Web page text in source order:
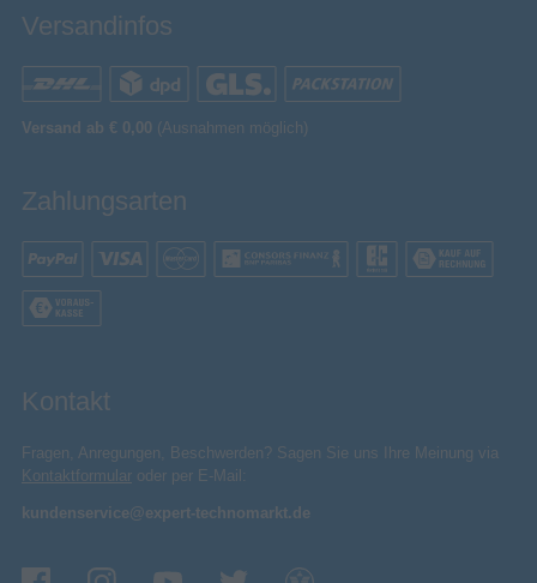
besonders geräuschempfindlich bist oder lieber
mehr von deiner Umgebung hören möchtest. So
kannst du tief in deine Musik eintauchen, aber
gleichzeitig mit der Welt um dich herum verbunden
bleiben.
Einfach verbunden, direkt zur Musik
Öffne einfach das Ladeetui und schon bist du
Versandinfos
Versand ab € 0,00 (Ausnahmen möglich)
Zahlungsarten
Kontakt
Fragen, Anregungen, Beschwerden? Sagen Sie uns Ihre Meinung via
Kontaktformular oder per E-Mail:
kundenservice@expert-technomarkt.de